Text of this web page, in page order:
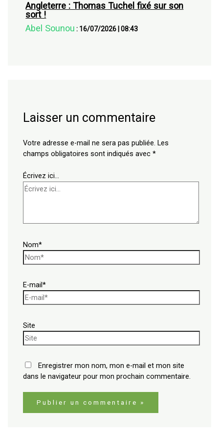
Angleterre : Thomas Tuchel fixé sur son
sort !
Abel Sounou : 16/07/2026 |08:43
Laisser un commentaire
Votre adresse e-mail ne sera pas publiée. Les
champs obligatoires sont indiqués avec*
Écrivez ici…
Nom*
E-mail*
Site
Enregistrer mon nom, mon e-mail et mon site
dans le navigateur pour mon prochain commentaire.